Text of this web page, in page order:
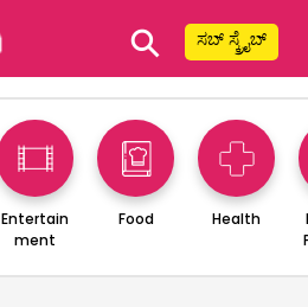
⚲ ಸಬ್ ಸ್ಕ್ರೈಬ್
Entertain
ment
Food Health